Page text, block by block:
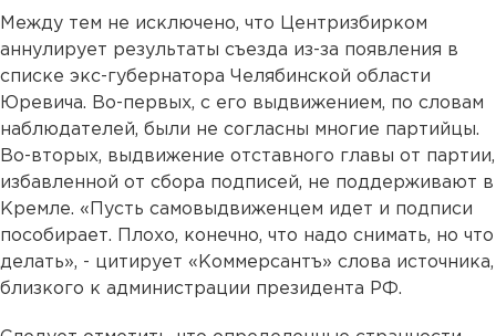
Между тем не исключено, что Центризбирком
аннулирует результаты съезда из-за появления в
списке экс-губернатора Челябинской области
Юревича. Во-первых, с его выдвижением, по словам
наблюдателей, были не согласны многие партийцы.
Во-вторых, выдвижение отставного главы от партии,
избавленной от сбора подписей, не поддерживают в
Кремле. «Пусть самовыдвиженцем идет и подписи
пособирает. Плохо, конечно, что надо снимать, но что
делать», - цитирует «Коммерсантъ» слова источника,
близкого к администрации президента РФ.